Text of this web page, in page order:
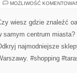
MOŻLIWOŚĆ
wiesz gdzie znaleźć
samym centrum
najmodniejsze
#shopping